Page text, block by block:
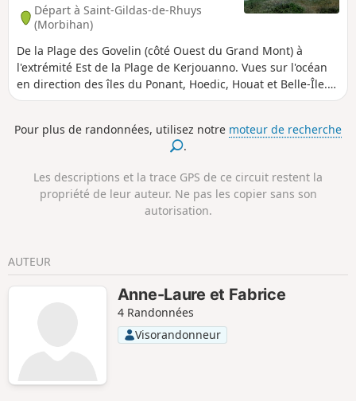
Départ à Saint-Gildas-de-Rhuys
(Morbihan)
De la Plage des Govelin (côté Ouest du Grand Mont) à
l'extrémité Est de la Plage de Kerjouanno. Vues sur l'océan
en direction des îles du Ponant, Hoedic, Houat et Belle-Île.
Randonnée sur sentier littoral et plages, donc avec
de passer du sentier à la plage quasiment tout le temps.
Prudence aux grandes marées et jours de mer agitée.
Pour plus de randonnées, utilisez notre moteur de recherche
.
Les descriptions et la trace GPS de ce circuit restent la
propriété de leur auteur. Ne pas les copier sans son
autorisation.
AUTEUR
Anne-Laure et Fabrice
4 Randonnées
Visorandonneur